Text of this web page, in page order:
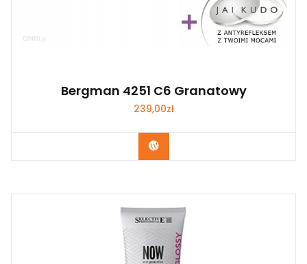
Bergman 4251 C6 Granatowy
239,00zł
Zobacz